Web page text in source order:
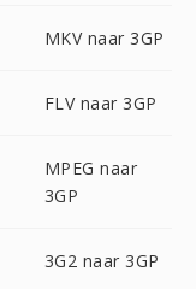
MKV naar 3GP
FLV naar 3GP
MPEG naar
3GP
3G2 naar 3GP